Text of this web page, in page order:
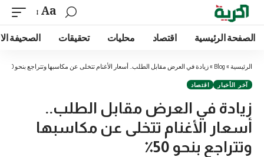
Aa
الصفحة الرئيسية اقتصاد محليات تحقيقات الصحيفة
الرئيسية »
Blog
»زيادة في العرض مقابل الطلب.. أسعار الأغنام تتخلى عن مكاسبها وتتراجع بنحو 50٪
آخر الأخبار اقتصاد
زيادة في العرض مقابل الطلب..
أسعار الأغنام تتخلى عن مكاسبها
وتتراجع بنحو 50٪